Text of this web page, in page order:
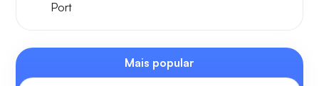
Port
Mais popular